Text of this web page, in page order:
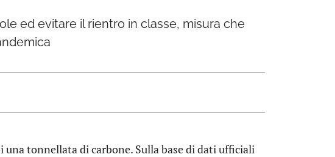
ed evitare il rientro in classe, misura che
tonnellata di carbone. Sulla base di dati ufficiali